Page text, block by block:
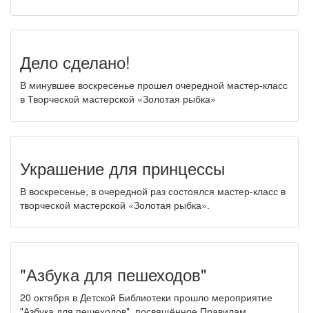
Дело сделано!
В минувшее воскресенье прошел очередной мастер-класс
в Творческой мастерской «Золотая рыбка»
Украшение для принцессы
В воскресенье, в очередной раз состоялся мастер-класс в
творческой мастерской «Золотая рыбка».
"Азбука для пешеходов"
20 октября в Детской Библиотеки прошло мероприятие